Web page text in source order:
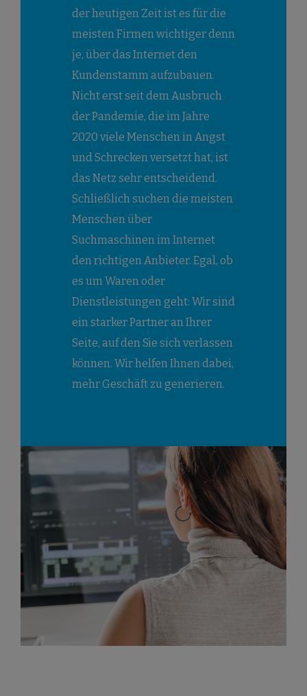
der heutigen Zeit ist es für die
meisten Firmen wichtiger denn
je, über das Internet den
Kundenstamm aufzubauen.
Nicht erst seit dem Ausbruch
der Pandemie, die im Jahre
2020 viele Menschen in Angst
und Schrecken versetzt hat, ist
das Netz sehr entscheidend.
Schließlich suchen die meisten
Menschen über
Suchmaschinen im Internet
den richtigen Anbieter. Egal, ob
es um Waren oder
Dienstleistungen geht: Wir sind
ein starker Partner an Ihrer
Seite, auf den Sie sich verlassen
können. Wir helfen Ihnen dabei,
mehr Geschäft zu generieren.